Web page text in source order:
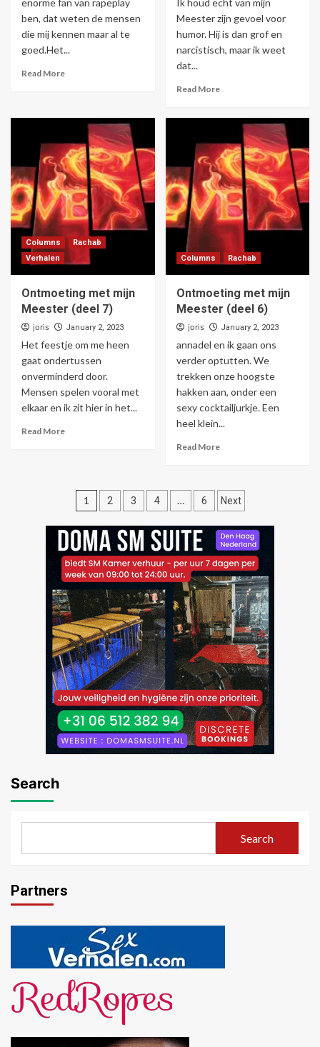
enorme fan van rapeplay
ben, dat weten de mensen
die mij kennen maar al te
goed.Het...
Read More
Ik houd echt van mijn
Meester zijn gevoel voor
humor. Hij is dan grof en
narcistisch, maar ik weet
dat...
Read More
Columns
Rachab
Verhalen
Ontmoeting met mijn
Meester (deel 7)
joris January 2, 2023
Het feestje om me heen
gaat ondertussen
onverminderd door.
Mensen spelen vooral met
elkaar en ik zit hier in het...
Read More
Columns Rachab
Ontmoeting met mijn
Meester (deel 6)
joris January 2, 2023
annadel en ik gaan ons
verder optutten. We
trekken onze hoogste
hakken aan, onder een
sexy cocktailjurkje. Een
heel klein...
Read More
Posts
pagination
1 2 3 4 … 6 Next
Search
Search
Partners